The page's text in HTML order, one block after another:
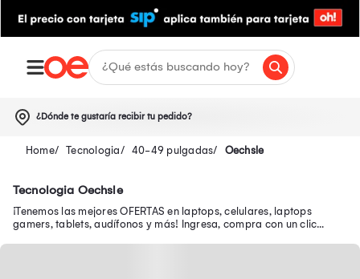
¿Dónde te gustaría recibir tu pedido?
Tecnologia 40-49 pulgadas Oechsle
Tecnologia Oechsle
¡Tenemos las mejores OFERTAS en laptops, celulares, laptops
gamers, tablets, audífonos y más! Ingresa, compra con un clic